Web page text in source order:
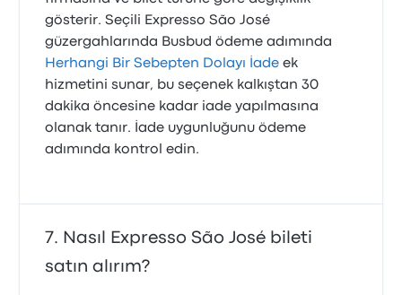
gösterir. Seçili Expresso São José
güzergahlarında Busbud ödeme adımında
Herhangi Bir Sebepten Dolayı İade ek
hizmetini sunar, bu seçenek kalkıştan 30
dakika öncesine kadar iade yapılmasına
olanak tanır. İade uygunluğunu ödeme
adımında kontrol edin.
Nasıl Expresso São José bileti
satın alırım?